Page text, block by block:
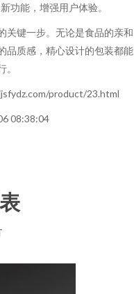
功能，增强用户体验。
关键一步。无论是食品的亲和
品质感，精心设计的包装都
product/23.html
08:38:04